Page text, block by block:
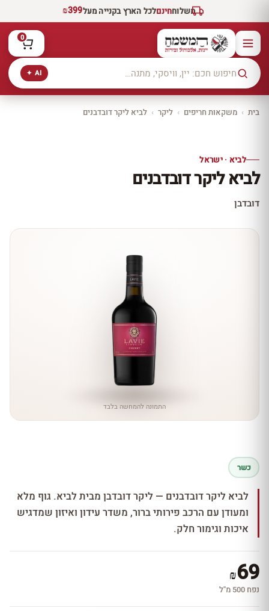
משלוחחינםלכל הארץ בקנייה מעל₪399
AI ✦
0
בית › משקאות חריפים › ליקר › לביא ליקר דובדבנים
10% הנחה
עכשיו ב-10% הנחה
לביא · ישראל
לביא ליקר דובדבנים
דובדבן
התמונה להמחשה בלבד
כשר
לביא ליקר דובדבנים — ליקר דובדבן מבית לביא. גוף מלא
ומעודן עם הרכב פירותי ברור, משדר עידון ואיזון שמדגיש
איכות וגימור חלק.
₪69
נפח 500 מ''ל